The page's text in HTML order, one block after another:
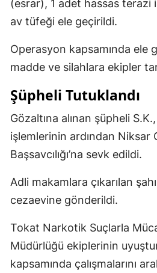
(esrar), 1 adet hassas terazi
av tüfeği ele geçirildi.
Operasyon kapsamında ele
madde ve silahlara ekipler
Şüpheli Tutuklandı
Gözaltına alınan şüpheli
işlemlerinin ardından Niksar
Başsavcılığı’na sevk edildi.
Adli makamlara çıkarılan
cezaevine gönderildi.
Tokat Narkotik Suçlarla
Müdürlüğü ekiplerinin
kapsamında çalışmalarını